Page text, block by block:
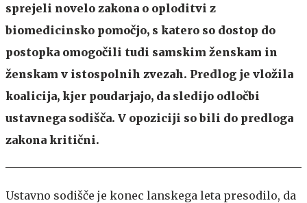
sprejeli novelo zakona o oploditvi z
biomedicinsko pomočjo, s katero so dostop do
postopka omogočili tudi samskim ženskam in
ženskam v istospolnih zvezah. Predlog je vložila
koalicija, kjer poudarjajo, da sledijo odločbi
ustavnega sodišča. V opoziciji so bili do predloga
zakona kritični.
Ustavno sodišče je konec lanskega leta presodilo, da